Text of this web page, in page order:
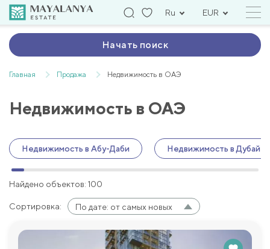
Ru EUR
Начать поиск
Главная Продажа Недвижимость в ОАЭ
Недвижимость в ОАЭ
Недвижимость в Абу-Даби Недвижимость в Дубай
Найдено объектов: 100
Сортировка: По дате: от самых новых